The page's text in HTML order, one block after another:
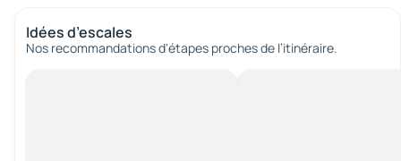
Idées d’escales
Nos recommandations d'étapes proches de l’itinéraire.